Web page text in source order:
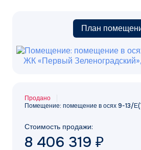
План
Продано
Помещение: помещение в осях 9-13/
Стоимость продажи:
8 406 319 ₽